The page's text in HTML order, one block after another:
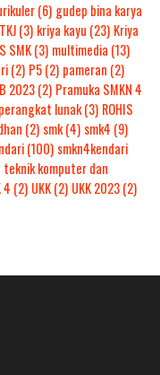
(6) gudep bina karya
(3) kriya kayu (23) Kriya
SMK(3) multimedia (13)
(2) P5(2) pameran (2)
2023(2) Pramuka SMKN 4
lunak(3) ROHIS
(2) smk(4) smk4 (9)
(100) smkn4kendari
teknik komputer dan
4 (2) UKK(2) UKK 2023(2)